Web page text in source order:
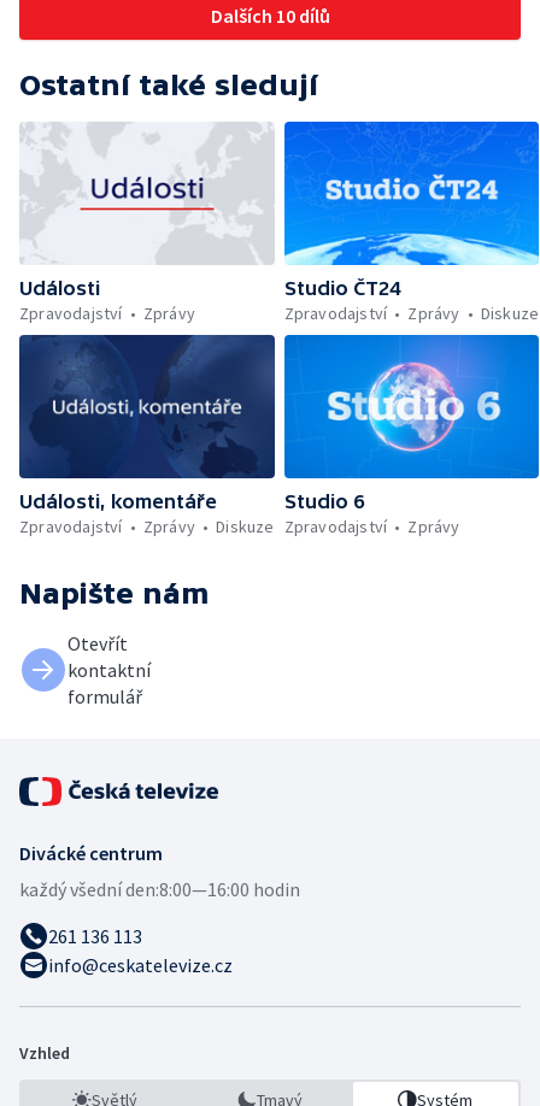
Dalších 10 dílů
Ostatní také sledují
Události
Zpravodajství
Zprávy
Studio ČT24
Zpravodajství
Zprávy Diskuze
Události, komentáře
Zpravodajství
Zprávy Diskuze
Studio 6
Zpravodajství
Zprávy
Napište nám
Otevřít
kontaktní
formulář
Divácké centrum
každý všední den:8:00—16:00 hodin
261 136 113
info@ceskatelevize.cz
Vzhled
Světlý Tmavý Systém